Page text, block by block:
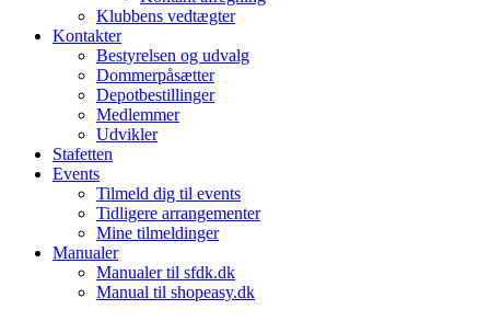
Klubbens vedtægter
Kontakter
Bestyrelsen og udvalg
Dommerpåsætter
Depotbestillinger
Medlemmer
Udvikler
Stafetten
Events
Tilmeld dig til events
Tidligere arrangementer
Mine tilmeldinger
Manualer
Manualer til sfdk.dk
Manual til shopeasy.dk